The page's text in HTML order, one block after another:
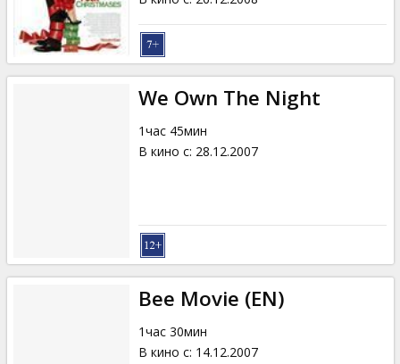
We Own The Night
1час 45мин
В кино с: 28.12.2007
Bee Movie (EN)
1час 30мин
В кино с: 14.12.2007